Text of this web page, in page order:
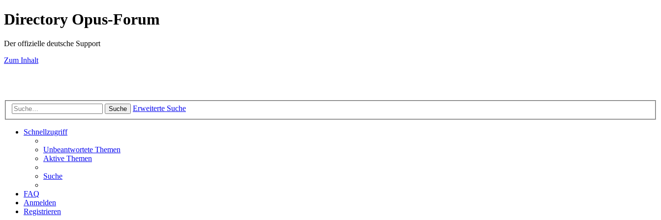
Directory Opus-Forum
Der offizielle deutsche Support
Zum Inhalt
Suche Erweiterte Suche
Schnellzugriff
Unbeantwortete Themen
Aktive Themen
Suche
FAQ
Anmelden
Registrieren